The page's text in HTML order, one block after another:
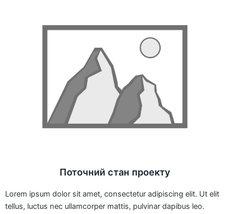
Поточний стан проекту
Lorem ipsum dolor sit amet, consectetur adipiscing elit. Ut elit
tellus, luctus nec ullamcorper mattis, pulvinar dapibus leo.